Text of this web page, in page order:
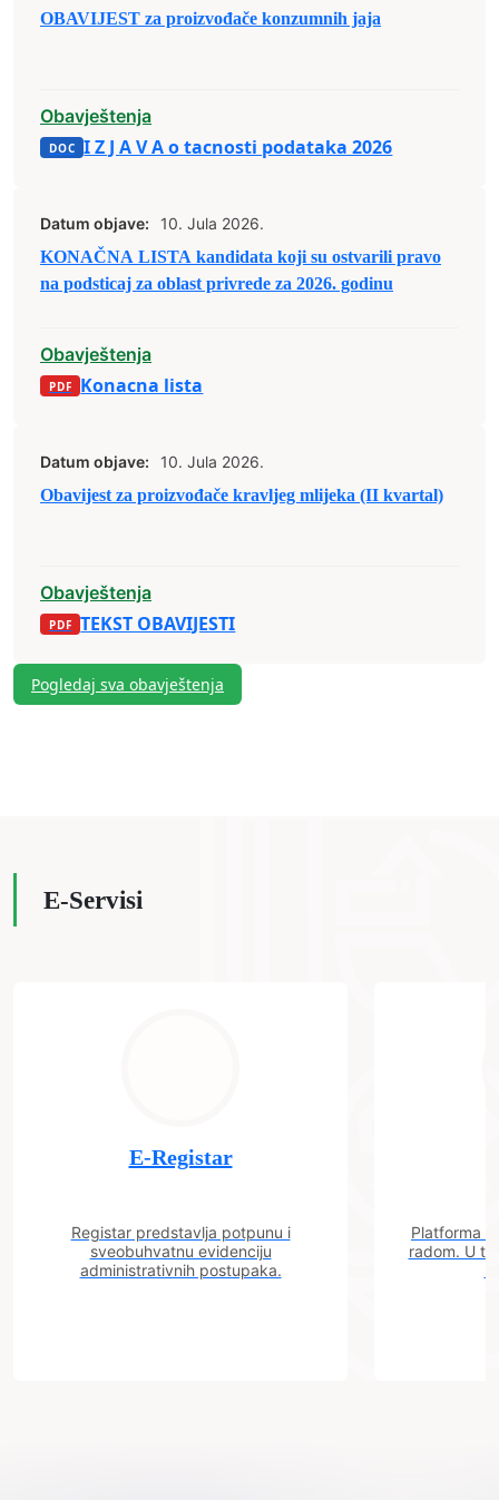
OBAVIJEST za proizvođače konzumnih jaja
Obavještenja
I Z J A V A o tacnosti podataka 2026
Datum objave:
10. Jula 2026.
KONAČNA LISTA kandidata koji su ostvarili pravo
na podsticaj za oblast privrede za 2026. godinu
Obavještenja
Konacna lista
Datum objave:
10. Jula 2026.
Obavijest za proizvođače kravljeg mlijeka (II kvartal)
Obavještenja
TEKST OBAVIJESTI
Pogledaj sva obavještenja
E-Servisi
E-Registar
Registar predstavlja potpunu i
sveobuhvatnu evidenciju
administrativnih postupaka.
Platforma
radom. U